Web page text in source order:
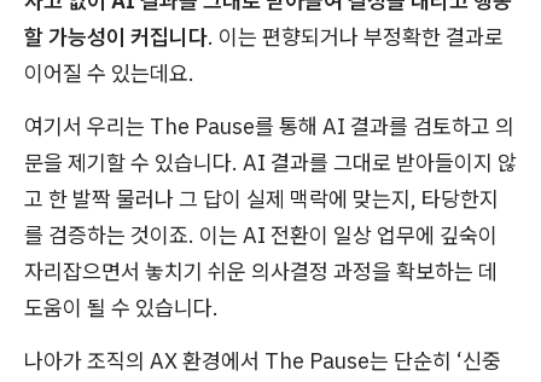
할 가능성이 커집니다. 이는 편향되거나 부정확한 결과로
이어질 수 있는데요.
여기서 우리는 The Pause를 통해 AI 결과를 검토하고 의
문을 제기할 수 있습니다. AI 결과를 그대로 받아들이지 않
고 한 발짝 물러나 그 답이 실제 맥락에 맞는지, 타당한지
를 검증하는 것이죠. 이는 AI 전환이 일상 업무에 깊숙이
자리잡으면서 놓치기 쉬운 의사결정 과정을 확보하는 데
도움이 될 수 있습니다.
나아가 조직의 AX 환경에서 The Pause는 단순히 ‘신중